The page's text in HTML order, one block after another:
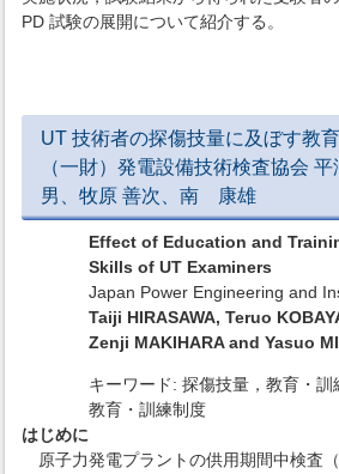
PD 試験の展開について紹介する。
UT 技術者の探傷技量に及ぼす教
（一財）発電設備技術検査協会
男、牧原 善次、南 康雄
Effect of Education and
Skills of UT Examiners
Japan Power Engineering and
Taiji HIRASAWA, Teruo
Zenji MAKIHARA and Yasuo
キーワード: 探傷技量，教育・訓
教育・訓練制度
はじめに
原子力発電プラントの供用期間中検査